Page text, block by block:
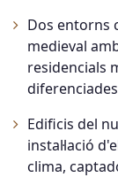
Dos entorns
medieval
residencials
diferenciades
Edificis del
instal·lació
clima,